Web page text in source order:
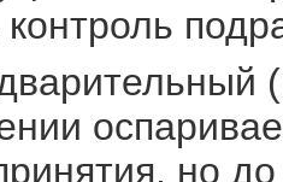
но